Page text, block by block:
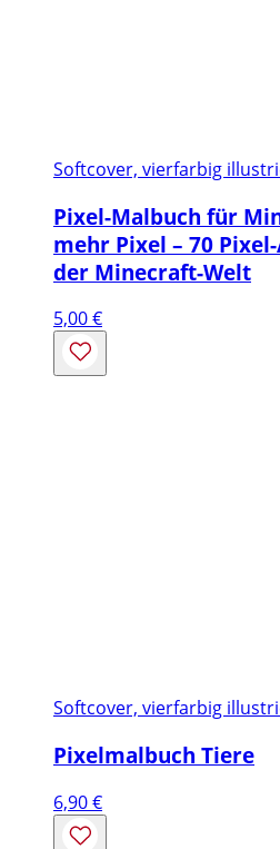
Softcover, vierfarbig
Pixel-Malbuch für
mehr Pixel – 70
der Minecraft-Welt
5,00€
Softcover, vierfarbig
Pixelmalbuch Tiere
6,90€